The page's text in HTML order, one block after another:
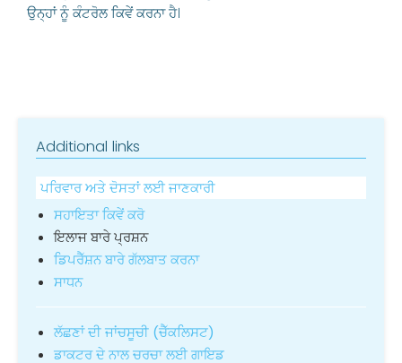
ਉਨ੍ਹਾਂ ਨੂੰ ਕੰਟਰੋਲ ਕਿਵੇਂ ਕਰਨਾ ਹੈ।
Additional links
ਪਰਿਵਾਰ ਅਤੇ ਦੋਸਤਾਂ ਲਈ ਜਾਣਕਾਰੀ
ਸਹਾਇਤਾ ਕਿਵੇਂ ਕਰੋ
ਇਲਾਜ ਬਾਰੇ ਪ੍ਰਸ਼ਨ
ਡਿਪਰੈੱਸ਼ਨ ਬਾਰੇ ਗੱਲਬਾਤ ਕਰਨਾ
ਸਾਧਨ
ਲੱਛਣਾਂ ਦੀ ਜਾਂਚਸੂਚੀ (ਚੈੱਕਲਿਸਟ)
ਡਾਕਟਰ ਦੇ ਨਾਲ ਚਰਚਾ ਲਈ ਗਾਇਡ